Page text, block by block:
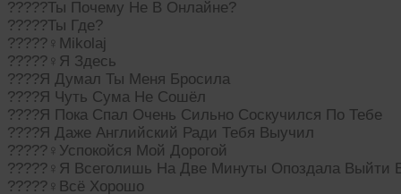
?????Ты Почему Не В Онлайне?
?????Ты Где?
?????‍♀Mikolaj
?????‍♀Я Здесь
????Я Думал Ты Меня Бросила
????Я Чуть Сума Не Сошёл
????Я Пока Спал Очень Сильно Соскучился По Тебе
????Я Даже Английский Ради Тебя Выучил
?????‍♀Успокойся Мой Дорогой
?????‍♀Я Всеголишь На Две Минуты Опоздала Выйти
?????‍♀Всё Хорошо